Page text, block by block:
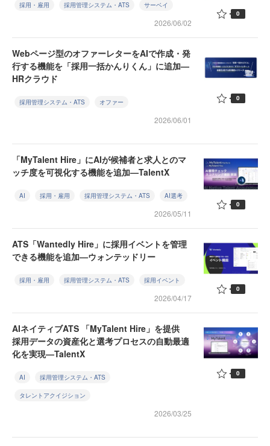
採用・雇用 採用管理システム・ATS サーベイ
2026/06/02
0
Webページ型のオファーレターをAIで作成・発
行する機能を「採用一括かんりくん」に追加—
HRクラウド
採用管理システム・ATS オファー
2026/06/01
0
「MyTalent Hire」にAIが候補者と求人とのマ
ッチ度を可視化する機能を追加—TalentX
AI 採用・雇用 採用管理システム・ATS AI選考
2026/05/11
0
ATS「Wantedly Hire」に採用イベントを管理
できる機能を追加—ウォンテッドリー
採用・雇用 採用管理システム・ATS 採用イベント
2026/04/17
0
AIネイティブATS 「MyTalent Hire」を提供
採用データの資産化と選考プロセスの自動最適
化を実現—TalentX
AI 採用管理システム・ATS
タレントアクイジション
2026/03/25
0